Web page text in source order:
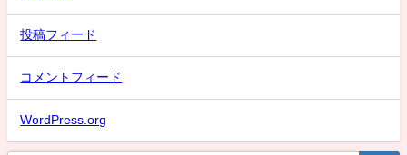
投稿フィード
コメントフィード
WordPress.org